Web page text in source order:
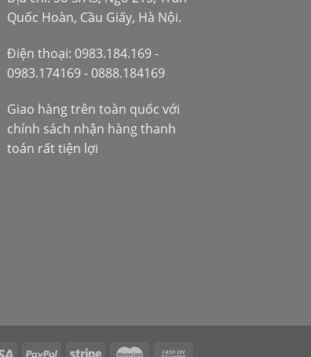
Quốc Hoàn, Cầu Giấy, Hà Nội.
Điện thoại: 0983.184.169 -
0983.174169 - 0888.184169
Giao hàng trên toàn quốc với
chính sách nhận hàng thanh
toán rất tiện lợi